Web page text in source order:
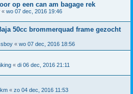
op een can am bagage rek
« wo 07 dec, 2016 19:46
50cc brommerquad frame gezocht
« wo 07 dec, 2016 18:56
« di 06 dec, 2016 21:11
« zo 04 dec, 2016 11:53